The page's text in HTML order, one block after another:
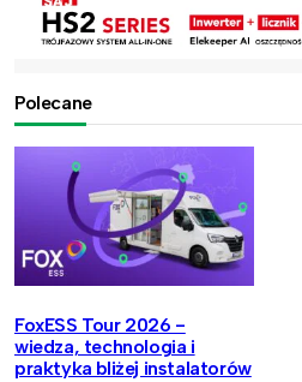
Polecane
FoxESS Tour 2026 -
wiedza, technologia i
praktyka bliżej instalatorów